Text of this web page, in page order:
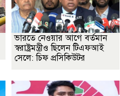
ভারতে নেওয়ার আগে বর্তমান
স্বরাষ্ট্রমন্ত্রীও ছিলেন টিএফআই
সেলে: চিফ প্রসিকিউটর